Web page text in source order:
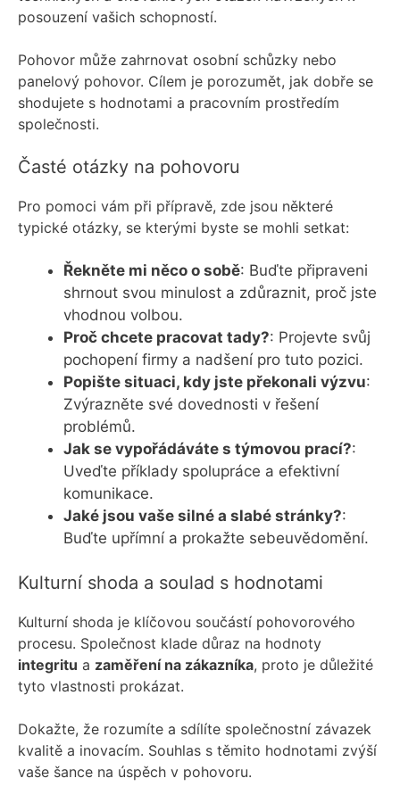
posouzení vašich schopností.
Pohovor může zahrnovat osobní schůzky nebo
panelový pohovor. Cílem je porozumět, jak dobře se
shodujete s hodnotami a pracovním prostředím
společnosti.
Časté otázky na pohovoru
Pro pomoci vám při přípravě, zde jsou některé
typické otázky, se kterými byste se mohli setkat:
Řekněte mi něco o sobě: Buďte připraveni
shrnout svou minulost a zdůraznit, proč jste
vhodnou volbou.
Proč chcete pracovat tady?: Projevte svůj
pochopení firmy a nadšení pro tuto pozici.
Popište situaci, kdy jste překonali výzvu:
Zvýrazněte své dovednosti v řešení
problémů.
Jak se vypořádáváte s týmovou prací?:
Uveďte příklady spolupráce a efektivní
komunikace.
Jaké jsou vaše silné a slabé stránky?:
Buďte upřímní a prokažte sebeuvědomění.
Kulturní shoda a soulad s hodnotami
Kulturní shoda je klíčovou součástí pohovorového
procesu. Společnost klade důraz na hodnoty
integritu a zaměření na zákazníka, proto je důležité
tyto vlastnosti prokázat.
Dokažte, že rozumíte a sdílíte společnostní závazek
kvalitě a inovacím. Souhlas s těmito hodnotami zvýší
vaše šance na úspěch v pohovoru.